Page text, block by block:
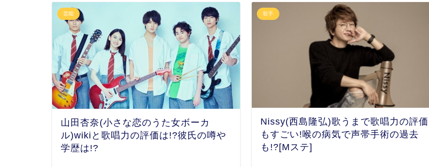
芸能
山田杏奈(小さな恋のうた女ボーカ
ル)wikiと歌唱力の評価は!?彼氏の噂や
学歴は!?
歌手
Nissy(西島隆弘)歌うまで歌唱力の評価
もすごい!喉の病気で声帯手術の過去
も!?[Mステ]